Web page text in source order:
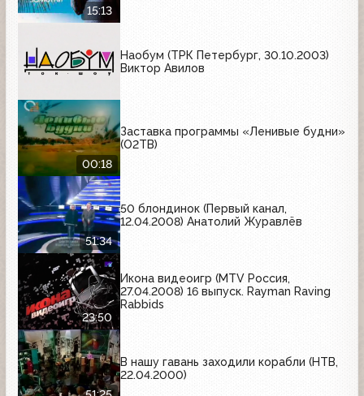
15:13
Наобум (ТРК Петербург, 30.10.2003)
Виктор Авилов
00:18
Заставка программы «Ленивые будни»
(О2ТВ)
51:34
50 блондинок (Первый канал,
12.04.2008) Анатолий Журавлёв
23:50
Икона видеоигр (MTV Россия,
27.04.2008) 16 выпуск. Rayman Raving
Rabbids
В нашу гавань заходили корабли (НТВ,
22.04.2000)